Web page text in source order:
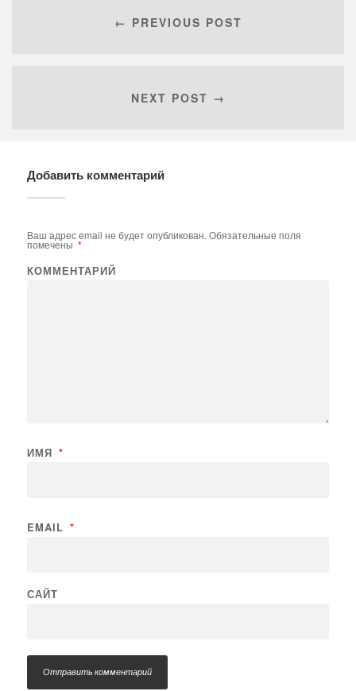
← PREVIOUS POST
NEXT POST →
Добавить комментарий
Ваш адрес email не будет опубликован. Обязательные поля
помечены *
КОММЕНТАРИЙ
ИМЯ *
EMAIL *
САЙТ